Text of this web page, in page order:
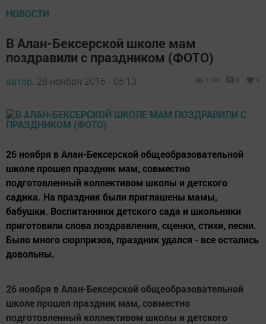
НОВОСТИ
В Алан-Бексерской школе мам
поздравили с праздником (ФОТО)
автор, 28 ноября 2016 - 05:13 1136 0 0
26 ноября в Алан-Бексерской общеобразовательной
школе прошел праздник мам, совместно
подготовленный коллективом школы и детского
садика. На праздник были приглашены мамы,
бабушки. Воспитанники детского сада и школьники
приготовили слова поздравления, сценки, стихи, песни.
Было много сюрпризов, праздник удался - все остались
довольны.
26 ноября в Алан-Бексерской общеобразовательной
школе прошел праздник мам, совместно
подготовленный коллективом школы и детского